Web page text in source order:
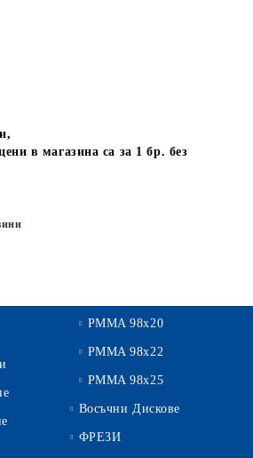
в магазина са за 1 бр. без
PMMA 98x20
PMMA 98x22
PMMA 98x25
Восъчни Дискове
ФРЕЗИ